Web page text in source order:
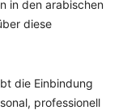
in den arabischen
diese
die Einbindung
professionell